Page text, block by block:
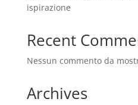
ispirazione
Recent
Nessun commento da
Archives